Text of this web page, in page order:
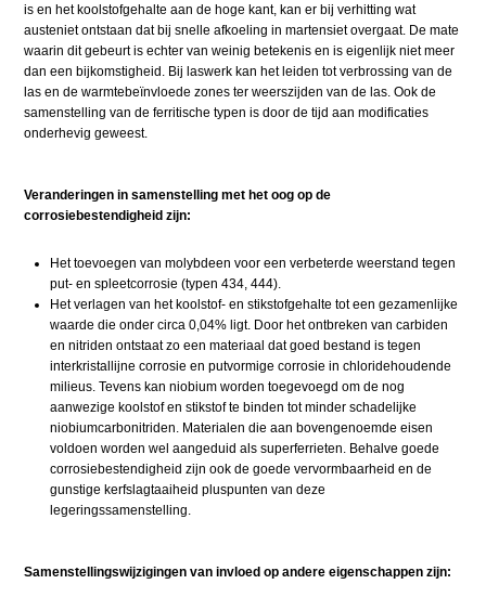
is en het koolstofgehalte aan de hoge kant, kan er bij verhitting wat
austeniet ontstaan dat bij snelle afkoeling in martensiet overgaat. De mate
waarin dit gebeurt is echter van weinig betekenis en is eigenlijk niet meer
dan een bijkomstigheid. Bij laswerk kan het leiden tot verbrossing van de
las en de warmtebeïnvloede zones ter weerszijden van de las. Ook de
samenstelling van de ferritische typen is door de tijd aan modificaties
onderhevig geweest.
Veranderingen in samenstelling met het oog op de
corrosiebestendigheid zijn:
Het toevoegen van molybdeen voor een verbeterde weerstand tegen
put- en spleetcorrosie (typen 434, 444).
Het verlagen van het koolstof- en stikstofgehalte tot een gezamenlijke
waarde die onder circa 0,04% ligt. Door het ontbreken van carbiden
en nitriden ontstaat zo een materiaal dat goed bestand is tegen
interkristallijne corrosie en putvormige corrosie in chloridehoudende
milieus. Tevens kan niobium worden toegevoegd om de nog
aanwezige koolstof en stikstof te binden tot minder schadelijke
niobiumcarbonitriden. Materialen die aan bovengenoemde eisen
voldoen worden wel aangeduid als superferrieten. Behalve goede
corrosiebestendigheid zijn ook de goede vervormbaarheid en de
gunstige kerfslagtaaiheid pluspunten van deze
legeringssamenstelling.
Samenstellingswijzigingen van invloed op andere eigenschappen zijn: